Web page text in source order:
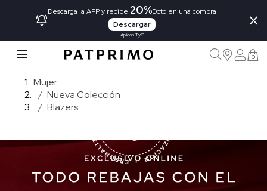
Descarga la APP y recibe 20%Dcto en una compra
Descargar
Aplican TyC
×
0
Mujer
Nueva Colección
Blazers